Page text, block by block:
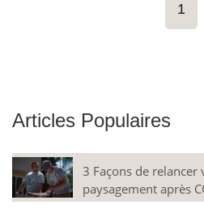
1
Articles Populaires
3 Façons de
paysagement après